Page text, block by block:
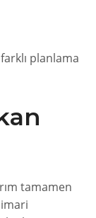
planlama
tamamen